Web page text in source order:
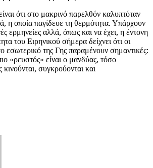
ότι στο μακρινό παρελθόν καλυπτόταν
η οποία παγίδευε τη θερμότητα. Υπάρχουν
ερμηνείες αλλά, όπως και να έχει, η έντονη
του Ειρηνικού σήμερα δείχνει ότι οι
εσωτερικό της Γης παραμένουν σημαντικές:
«ρευστός» είναι ο μανδύας, τόσο
συγκρούονται και